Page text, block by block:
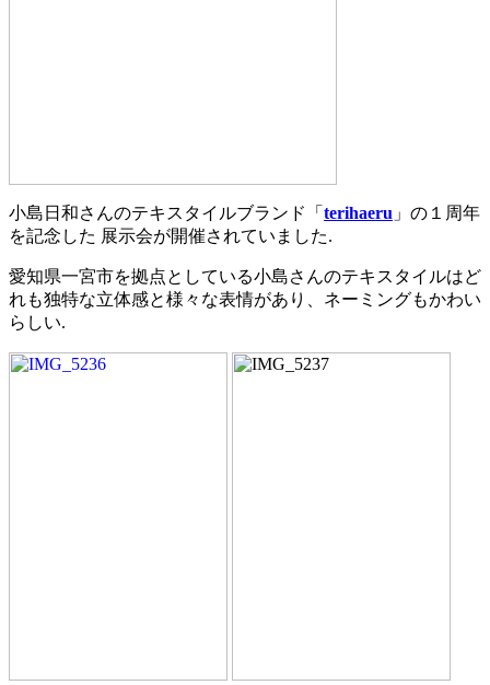
小島日和さんのテキスタイルブランド「 terihaeru 」の１周年
を記念した 展示会が開催されていました.
愛知県一宮市を拠点としている小島さんのテキスタイルはど
れも独特な立体感と様々な表情があり、ネーミングもかわい
らしい.